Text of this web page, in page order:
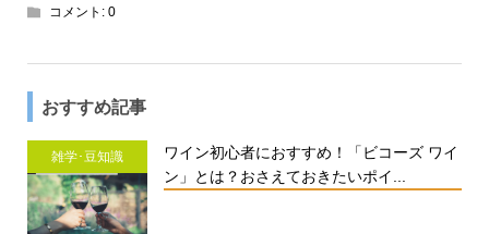
コメント: 0
おすすめ記事
雑学･豆知識
ワイン初心者におすすめ！「ビコーズ ワイ
ン」とは？おさえておきたいポイ...